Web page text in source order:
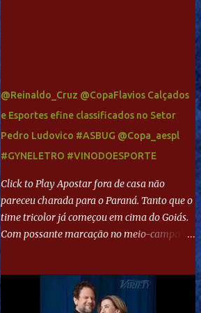
@Reinaldo_Cruz @CopaFlavios Calçados
e Esportes efine classificados no Setor
Pedro Ludovico #ASBUG @Copa_aespl
#GYNELETRO #VINODOESPORTE
Click to Play Apostar fora de casa não
pareceu charada para o Paraná. Tanto que o
time tricolor já começou em cima do Goiás.
Com possante marcação no meio-campo e
direita, invadiu a área e bateu cruzado no
canto, sem chance para Harlei. Tal qual o